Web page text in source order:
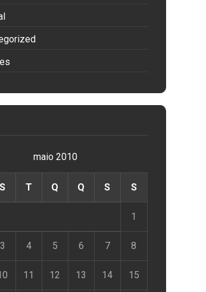
maio 2010
S T Q Q S S
1
3 4 5 6 7 8
11 12 13 14 15